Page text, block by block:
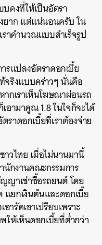
คงที่ให้เป็นอัตรา
ยาก แต่แน่นอนครับ ใน
าคำนวณแบบสำเร็จรูป
รแปลงอัตราดอกเบี้ย
ริงแบบคร่าวๆ นั่นคือ
กเราเห็นโฆษณาผ่อนรถ
อามาคูณ 1.8 ในใจก็จะได้
ราดอกเบี้ยที่เราต้องจ่าย
วไทย เมื่อไม่นานมานี้
นักงานคณะกรรมการ
ญาเช่าซื้อรถยนต์ โดย
แยกเงินต้นและดอกเบี้ย
ารัดเอาเปรียบเพราะ
ห้เห็นดอกเบี้ยที่ต่ำกว่า